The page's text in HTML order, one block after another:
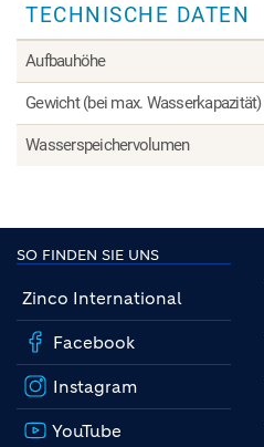
TECHNISCHE DATEN
Aufbauhöhe
Gewicht (bei max. Wasserkapazität)
Wasserspeichervolumen
SO FINDEN SIE UNS
Zinco International
Facebook
Instagram
YouTube